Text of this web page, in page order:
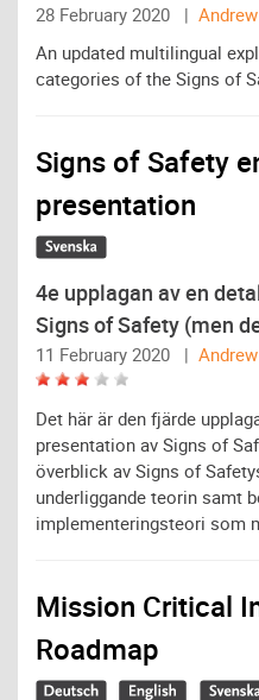
28 February 2020 |
An updated multilingual
categories of the Signs of
Signs of Safety
presentation
4e upplagan av en
Signs of Safety (men
11 February 2020 |
Det här är den fjärde
presentation av Signs of
överblick av Signs of
underliggande teorin samt
implementeringsteori som
Mission Critical
Roadmap